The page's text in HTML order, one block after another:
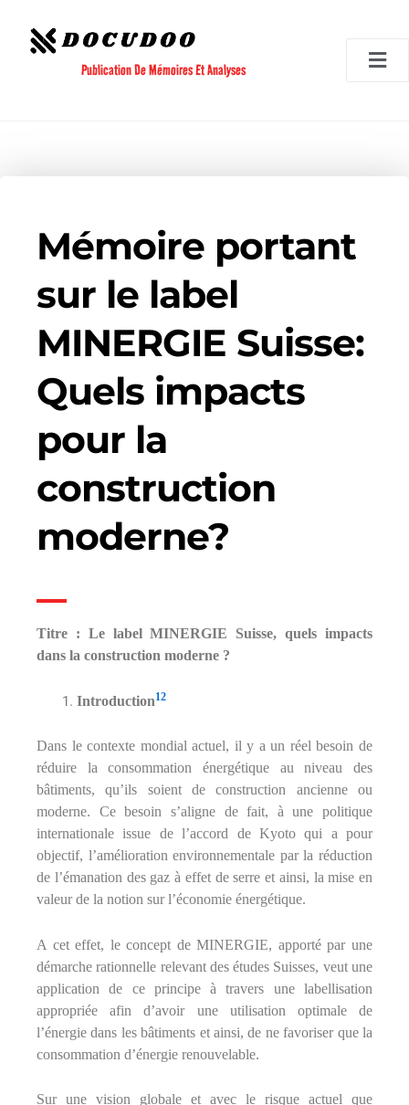
contenu
Publication De Mémoires Et Analyses
Mémoire portant
sur le label
MINERGIE Suisse:
Quels impacts
pour la
construction
moderne?
Titre : Le label MINERGIE Suisse, quels impacts
dans la construction moderne ?
Introduction12
Dans le contexte mondial actuel, il y a un réel besoin de
réduire la consommation énergétique au niveau des
bâtiments, qu’ils soient de construction ancienne ou
moderne. Ce besoin s’aligne de fait, à une politique
internationale issue de l’accord de Kyoto qui a pour
objectif, l’amélioration environnementale par la réduction
de l’émanation des gaz à effet de serre et ainsi, la mise en
valeur de la notion sur l’économie énergétique.
A cet effet, le concept de MINERGIE, apporté par une
démarche rationnelle relevant des études Suisses, veut une
application de ce principe à travers une labellisation
appropriée afin d’avoir une utilisation optimale de
l’énergie dans les bâtiments et ainsi, de ne favoriser que la
consommation d’énergie renouvelable.
Sur une vision globale et avec le risque actuel que